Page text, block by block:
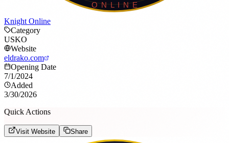
Knight Online
Category
USKO
Website
eldrako.com
Opening Date
7/1/2024
Added
3/30/2026
Quick Actions
Visit Website Share